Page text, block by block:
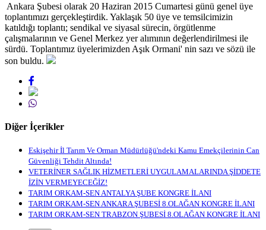
Ankara Şubesi olarak 20 Haziran 2015 Cumartesi günü genel üye
toplantımızı gerçekleştirdik. Yaklaşık 50 üye ve temsilcimizin
katıldığı toplantı; sendikal ve siyasal sürecin, örgütlenme
çalışmalarının ve Genel Merkez yer alımının değerlendirilmesi ile
sürdü. Toplantımız üyelerimizden Aşık Ormani' nin sazı ve sözü ile
son buldu.
Diğer İçerikler
Eskişehir İl Tarım Ve Orman Müdürlüğü'ndeki Kamu Emekçilerinin Can
Güvenliği Tehdit Altında!
VETERİNER SAĞLIK HİZMETLERİ UYGULAMALARINDA ŞİDDETE
İZİN VERMEYECEĞİZ!
TARIM ORKAM-SEN ANTALYA ŞUBE KONGRE İLANI
TARIM ORKAM-SEN ANKARA ŞUBESİ 8.OLAĞAN KONGRE İLANI
TARIM ORKAM-SEN TRABZON ŞUBESİ 8.OLAĞAN KONGRE İLANI